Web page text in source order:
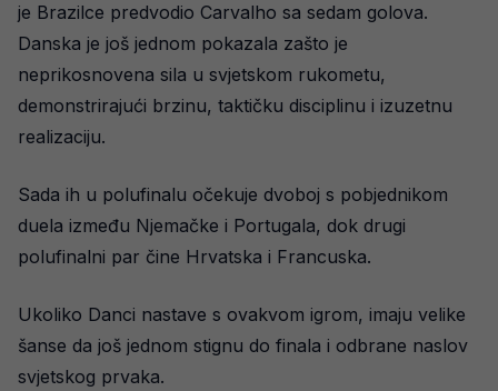
je Brazilce predvodio Carvalho sa sedam golova.
Danska je još jednom pokazala zašto je
neprikosnovena sila u svjetskom rukometu,
demonstrirajući brzinu, taktičku disciplinu i izuzetnu
realizaciju.
Sada ih u polufinalu očekuje dvoboj s pobjednikom
duela između Njemačke i Portugala, dok drugi
polufinalni par čine Hrvatska i Francuska.
Ukoliko Danci nastave s ovakvom igrom, imaju velike
šanse da još jednom stignu do finala i odbrane naslov
svjetskog prvaka.